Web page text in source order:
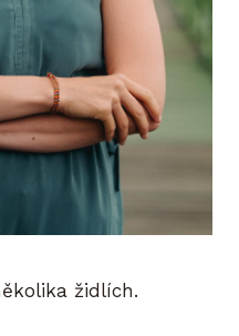
židlích.